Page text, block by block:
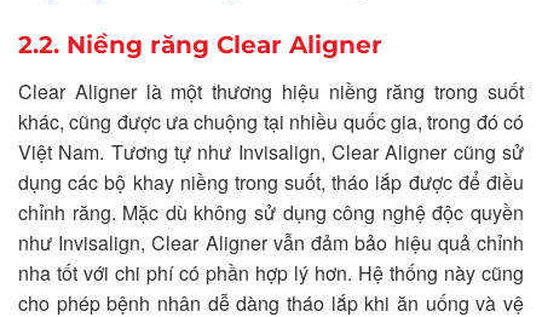
2.2. Niềng răng Clear Aligner
Clear Aligner là một thương hiệu niềng răng trong suốt
khác, cũng được ưa chuộng tại nhiều quốc gia, trong đó có
Việt Nam. Tương tự như Invisalign, Clear Aligner cũng sử
dụng các bộ khay niềng trong suốt, tháo lắp được để điều
chỉnh răng. Mặc dù không sử dụng công nghệ độc quyền
như Invisalign, Clear Aligner vẫn đảm bảo hiệu quả chỉnh
nha tốt với chi phí có phần hợp lý hơn. Hệ thống này cũng
cho phép bệnh nhân dễ dàng tháo lắp khi ăn uống và vệ